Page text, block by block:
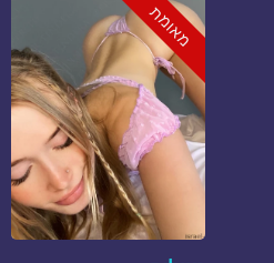
מאומת